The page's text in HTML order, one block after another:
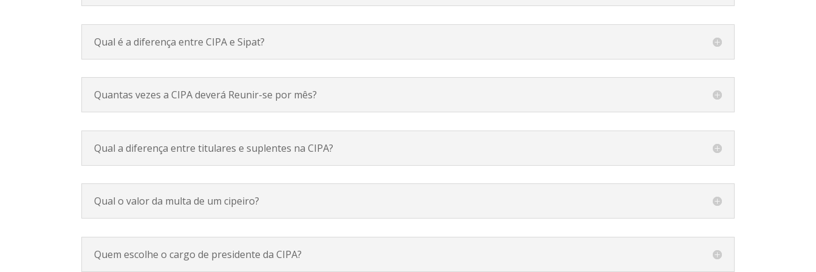
Qual é a diferença entre CIPA e Sipat?
Quantas vezes a CIPA deverá Reunir-se por mês?
Qual a diferença entre titulares e suplentes na CIPA?
Qual o valor da multa de um cipeiro?
Quem escolhe o cargo de presidente da CIPA?